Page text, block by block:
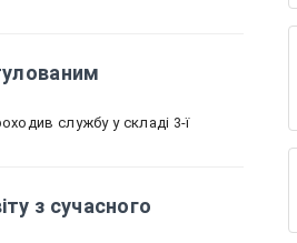
службу у складі 3-ї
з сучасного